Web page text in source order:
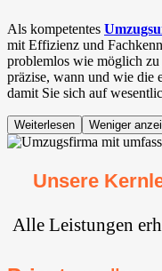
Als kompetentes
mit Effizienz und
problemlos wie möglich zu
präzise, wann und wie die
damit Sie sich auf
Weiterlesen Weniger
Unsere
Alle Leistungen